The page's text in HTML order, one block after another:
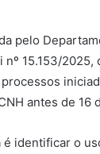
pelo
nº 15.153/
antes de 16
é identificar o